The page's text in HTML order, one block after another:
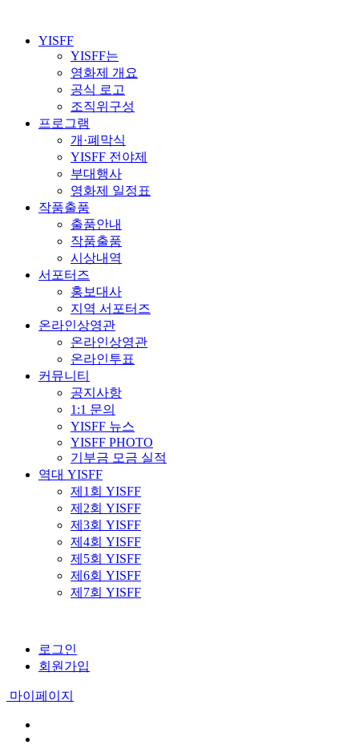
YISFF
YISFF는
영화제 개요
공식 로고
조직위구성
프로그램
개·폐막식
YISFF 전야제
부대행사
영화제 일정표
작품출품
출품안내
작품출품
시상내역
서포터즈
홍보대사
지역 서포터즈
온라인상영관
온라인상영관
온라인투표
커뮤니티
공지사항
1:1 문의
YISFF 뉴스
YISFF PHOTO
기부금 모금 실적
역대 YISFF
제1회 YISFF
제2회 YISFF
제3회 YISFF
제4회 YISFF
제5회 YISFF
제6회 YISFF
제7회 YISFF
로그인
회원가입
마이페이지